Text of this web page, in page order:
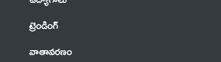
ట్రెండింగ్
వాతావరణం